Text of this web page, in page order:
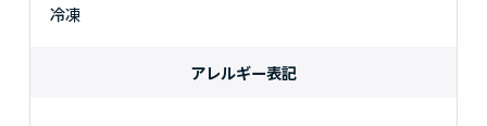
冷凍
アレルギー表記